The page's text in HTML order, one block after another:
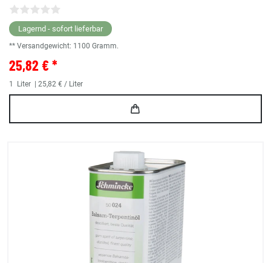
Lagernd - sofort lieferbar
** Versandgewicht: 1100 Gramm.
25,82 € *
1 Liter | 25,82 € / Liter